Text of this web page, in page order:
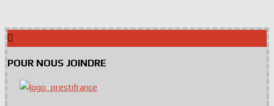
POUR NOUS JOINDRE